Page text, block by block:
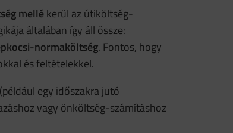
mellékerül az útiköltség-
általában így áll össze:
normaköltség. Fontos, hogy
és feltételekkel.
egy időszakra jutó
vagy önköltség-számításhoz